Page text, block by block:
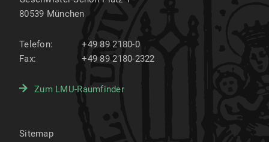
80539 München
Telefon:
+49 89 2180-0
Fax:
+49 89 2180-2322
Zum LMU-Raumfinder
Sitemap